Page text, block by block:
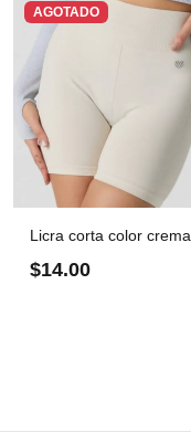
AGOTADO
Licra corta color crema
$14.00